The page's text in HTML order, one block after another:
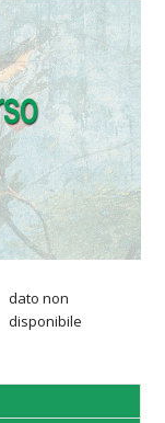
dato non
disponibile